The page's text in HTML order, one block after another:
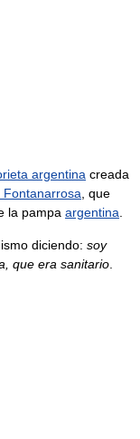
argentina creada
Fontanarrosa , que
la pampa argentina
diciendo: soy
que era sanitario